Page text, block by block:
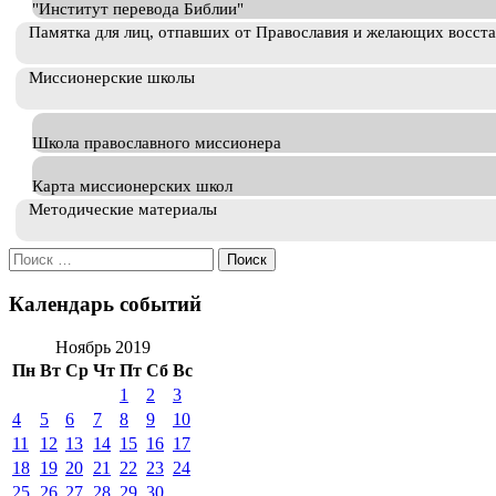
"Институт перевода Библии"
Памятка для лиц, отпавших от Православия и желающих
Миссионерские школы
Школа православного миссионера
Карта миссионерских школ
Методические материалы
Искать:
Календарь событий
Ноябрь 2019
Пн Вт Ср Чт Пт Сб Вс
1 2
3
4
5 6 7 8 9
10
11
12 13 14 15 16 17
18 19 20 21 22 23 24
25 26 27 28 29 30